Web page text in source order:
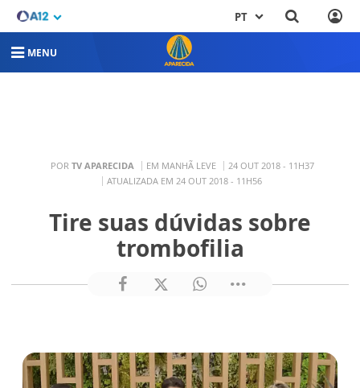
PT
MENU
POR TV APARECIDA EM MANHÃ LEVE
24 OUT 2018 - 11H37
ATUALIZADA EM 24 OUT 2018 - 11H56
Tire suas dúvidas sobre
trombofilia